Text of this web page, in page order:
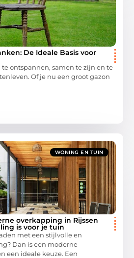
De Ideale Basis voor
ontspannen, samen te zijn en te
Of je nu een groot gazon
WONING EN TUIN
overkapping in Rijssen
is voor je tuin
met een stijlvolle en
Dan is een moderne
een ideale keuze. Een